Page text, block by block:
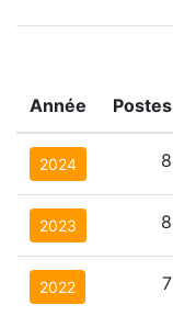
Année Postes
2024 8
2023 8
2022 7